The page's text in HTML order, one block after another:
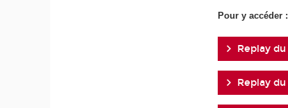
Pour y accéder :
Replay
Replay